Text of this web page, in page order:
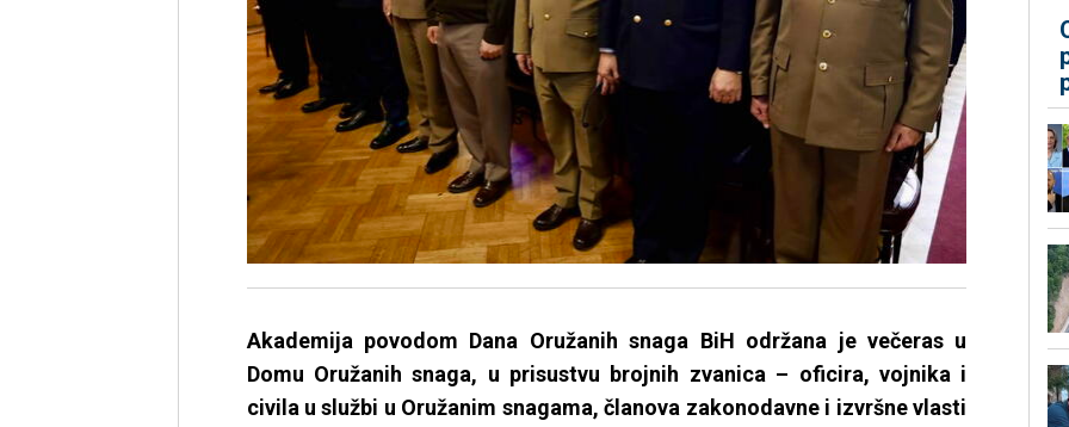
Akademija povodom Dana Oružanih snaga BiH održana je večeras u
Domu Oružanih snaga, u prisustvu brojnih zvanica – oficira, vojnika i
civila u službi u Oružanim snagama, članova zakonodavne i izvršne vlasti